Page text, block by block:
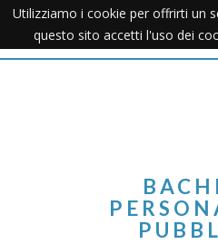
Utilizziamo i cookie per offrirti un
questo sito accetti l'uso dei